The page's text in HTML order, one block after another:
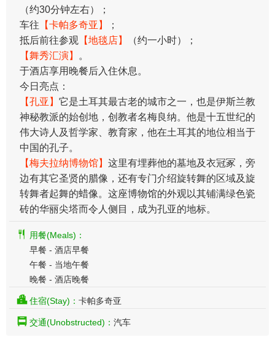
（约30分钟左右）；
车往 【卡帕多奇亚】
；
抵后前往参观 【地毯店】
（约一小时）；
【舞秀汇演】
。
​于酒店享用晚餐后入住休息。
今日亮点：
【孔亚】 它是土耳其最古老的城市之一，也是伊斯兰教
神秘教派的始创地，创教者名梅良纳。他是十五世纪的
伟大诗人及哲学家、教育家，他在土耳其的地位相当于
中国的孔子。
【梅夫拉纳博物馆】 这里有埋葬他的墓地及衣冠冢，旁
边有其它圣贤的腊像，还有专门介绍旋转舞的区域及旋
转舞者起舞的蜡像。这座博物馆的外观以其铺满绿色瓷
砖的华丽尖塔而令人侧目，成为孔亚的地标。
用餐(Meals)：
早餐 - 酒店早餐
午餐 - 当地午餐
晚餐 - 酒店晚餐
住宿(Stay)： 卡帕多奇亚
交通(Unobstructed)： 汽车